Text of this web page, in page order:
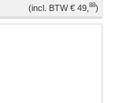
€ 49, 88